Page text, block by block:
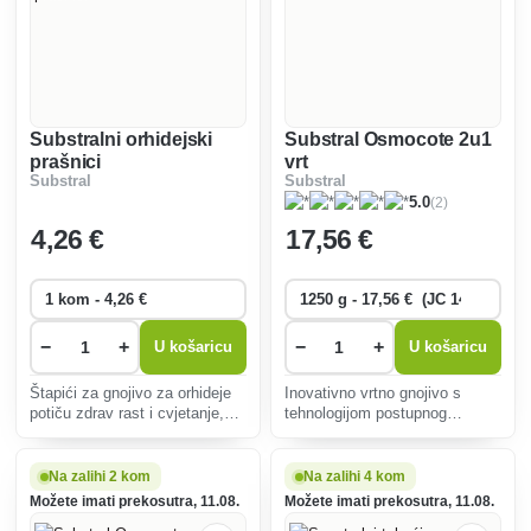
Substralni orhidejski
prašnici
Substral
4,26 €
− + U košaricu
Štapići za gnojivo za orhideje
potiču zdrav rast i cvjetanje,
osigurava stabilnu opskrbu
hranjivim tvarima nekoliko
Substral Osmocote 2u1
vrt
Substral
5.0(2)
17,56 €
− + U košaricu
Inovativno vrtno gnojivo s
tehnologijom postupnog
mjeseci, podržava rast
ukrasnog i komercijalnog bilja,
Na zalihi 2 kom
Možete imati prekosutra, 11.08.
Na zalihi 4 kom
Možete imati prekosutra, 11.08.